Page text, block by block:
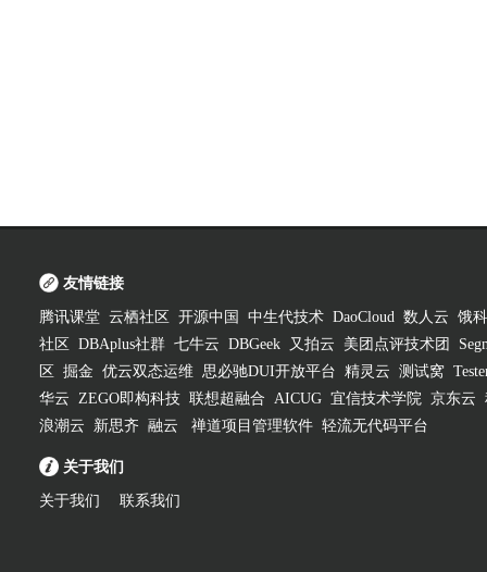
友情链接
腾讯课堂 云栖社区 开源中国 中生代技术 DaoCloud 数人云 饿
社区
DBAplus社群 七牛云 DBGeek 又拍云 美团点评技术团
区
掘金 优云双态运维 思必驰DUI开放平台 精灵云 测试窝
华云 ZEGO即构科技 联想超融合 AICUG 宜信技术学院 京东云
浪潮云
新思齐 融云 禅道项目管理软件 轻流无代码平台
关于我们
关于我们 联系我们